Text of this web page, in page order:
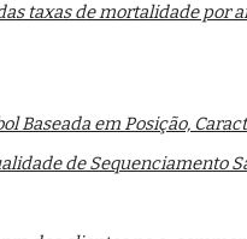
taxas de mortalidade por
Baseada em Posição,
de Sequenciamento